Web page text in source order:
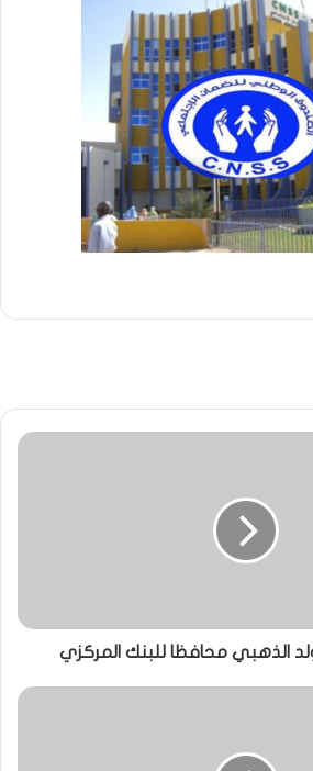
الذهبي محافظا للبنك المركزي